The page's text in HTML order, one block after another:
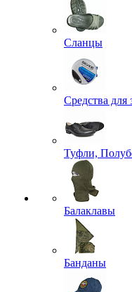
Сланцы
Средства для
Туфли,
Балаклавы
Банданы